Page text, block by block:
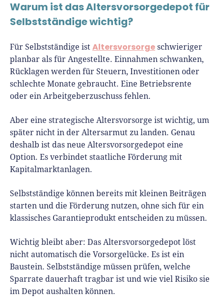
Warum ist das Altersvorsorgedepot für
Selbstständige wichtig?
Für Selbstständige ist Altersvorsorge schwieriger
planbar als für Angestellte. Einnahmen schwanken,
Rücklagen werden für Steuern, Investitionen oder
schlechte Monate gebraucht. Eine Betriebsrente
oder ein Arbeitgeberzuschuss fehlen.
Aber eine strategische Altersvorsorge ist wichtig, um
später nicht in der Altersarmut zu landen. Genau
deshalb ist das neue Altersvorsorgedepot eine
Option. Es verbindet staatliche Förderung mit
Kapitalmarktanlagen.
Selbstständige können bereits mit kleinen Beiträgen
starten und die Förderung nutzen, ohne sich für ein
klassisches Garantieprodukt entscheiden zu müssen.
Wichtig bleibt aber: Das Altersvorsorgedepot löst
nicht automatisch die Vorsorgelücke. Es ist ein
Baustein. Selbstständige müssen prüfen, welche
Sparrate dauerhaft tragbar ist und wie viel Risiko sie
im Depot aushalten können.